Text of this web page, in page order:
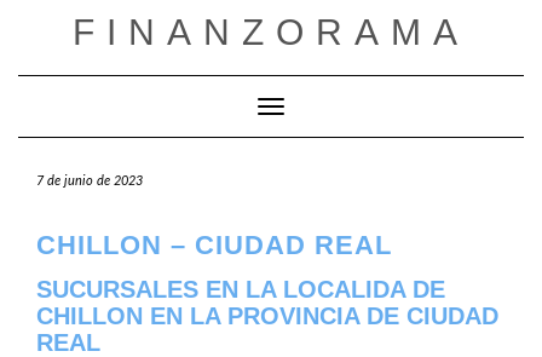
FINANZORAMA
Cambiar modo de navegación
7 de junio de 2023
CHILLON – CIUDAD REAL
SUCURSALES EN LA LOCALIDA DE
CHILLON EN LA PROVINCIA DE CIUDAD
REAL